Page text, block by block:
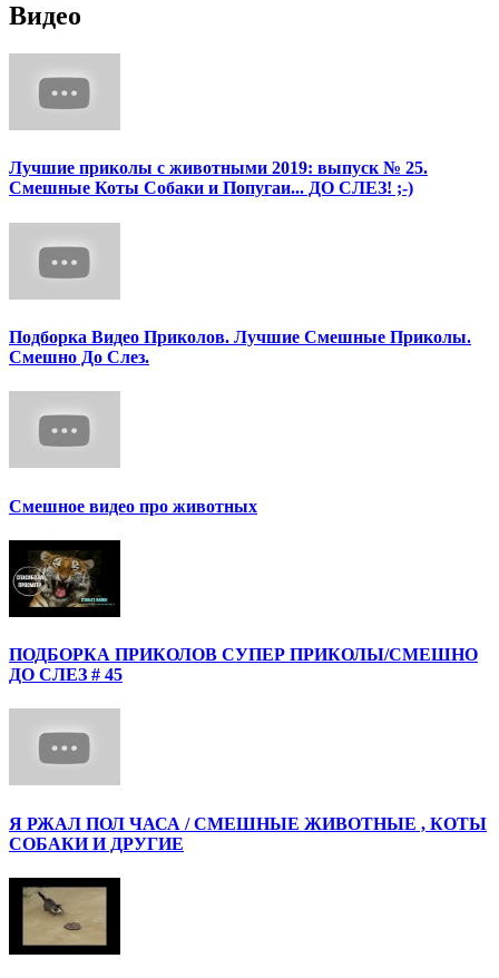
Видео
Лучшие приколы с животными 2019: выпуск № 25.
Смешные Коты Собаки и Попугаи... ДО СЛЕЗ! ;-)
Подборка Видео Приколов. Лучшие Смешные Приколы.
Смешно До Слез.
Смешное видео про животных
ПОДБОРКА ПРИКОЛОВ СУПЕР ПРИКОЛЫ/СМЕШНО
ДО СЛЕЗ # 45
Я РЖАЛ ПОЛ ЧАСА / СМЕШНЫЕ ЖИВОТНЫЕ , КОТЫ
СОБАКИ И ДРУГИЕ